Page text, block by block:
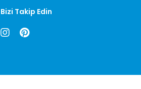
Bizi Takip Edin